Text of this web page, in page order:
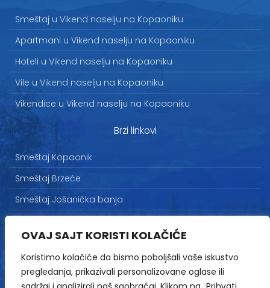
OVAJ SAJT KORISTI KOLAČIĆE
Koristimo kolačiće da bismo poboljšali vaše iskustvo
pregledanja, prikazivali personalizovane oglase ili
Smeštaj u Vikend naselju na Kopaoniku
Apartmani u Vikend naselju na Kopaoniku
Hoteli u Vikend naselju na Kopaoniku
Vile u Vikend naselju na Kopaoniku
Vikendice u Vikend naselju na Kopaoniku
Brzi linkovi
Smeštaj Kopaonik
Smeštaj Brzeće
Smeštaj Jošanička banja
Marketing
Politika privatnosti
Kontakt